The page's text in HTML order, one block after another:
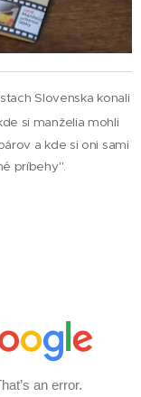
Slovenska konali
si manželia mohli
a kde si oni sami
príbehy".